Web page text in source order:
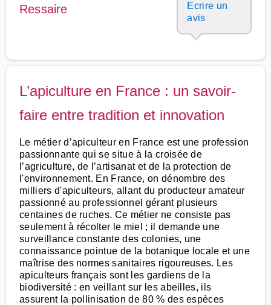
Ressaire
Ecrire un
avis
L’apiculture en France : un savoir-
faire entre tradition et innovation
Le métier d’apiculteur en France est une profession
passionnante qui se situe à la croisée de
l’agriculture, de l’artisanat et de la protection de
l'environnement. En France, on dénombre des
milliers d'apiculteurs, allant du producteur amateur
passionné au professionnel gérant plusieurs
centaines de ruches. Ce métier ne consiste pas
seulement à récolter le miel ; il demande une
surveillance constante des colonies, une
connaissance pointue de la botanique locale et une
maîtrise des normes sanitaires rigoureuses. Les
apiculteurs français sont les gardiens de la
biodiversité : en veillant sur les abeilles, ils
assurent la pollinisation de 80 % des espèces